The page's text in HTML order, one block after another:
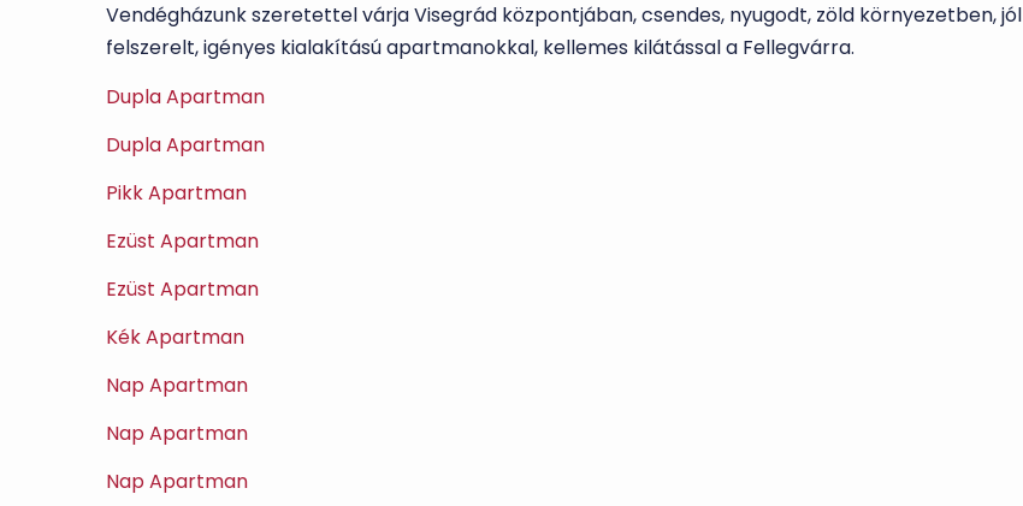
Vendégházunk szeretettel várja Visegrád központjában, csendes, nyugodt, zöld környezetben, jól
felszerelt, igényes kialakítású apartmanokkal, kellemes kilátással a Fellegvárra.
Dupla Apartman
Dupla Apartman
Pikk Apartman
Ezüst Apartman
Ezüst Apartman
Kék Apartman
Nap Apartman
Nap Apartman
Nap Apartman